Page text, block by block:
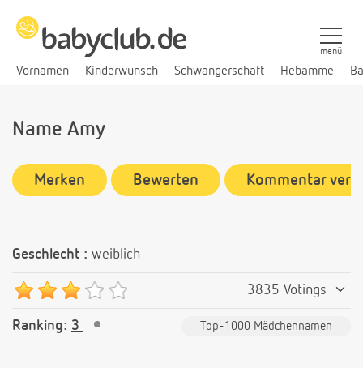
Vornamen Kinderwunsch Schwangerschaft Hebamme
menü
Name Amy
Merken Bewerten Kommentar
Geschlecht : weiblich
3835 Votings
Ranking: 3 Top-1000 Mädchennamen